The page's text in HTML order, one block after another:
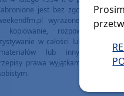
jest bez zgody Redakcji
wyrażonej na
kopiowanie, rozpowszechnianie
w całości lub we
lub innych treści
prawa wyjątkami, w